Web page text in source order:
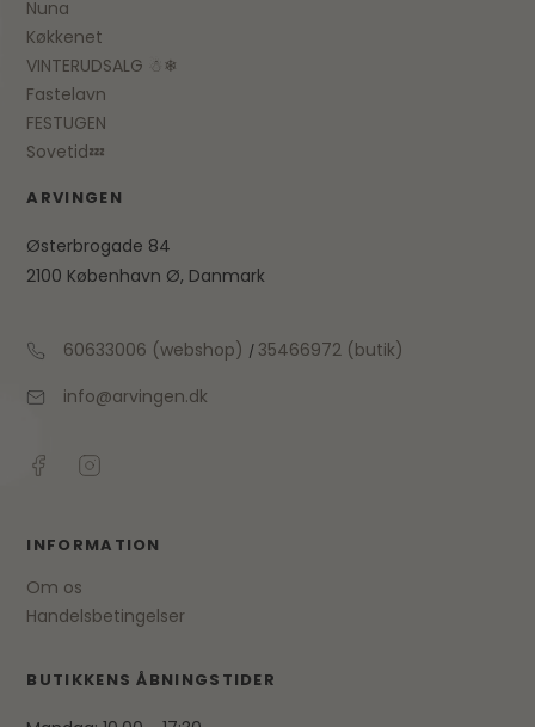
Nuna
Køkkenet
VINTERUDSALG ☃❄
Fastelavn
FESTUGEN
Sovetid💤
ARVINGEN
Østerbrogade 84
2100 København Ø, Danmark
60633006 (webshop) / 35466972 (butik)
info@arvingen.dk
INFORMATION
Om os
Handelsbetingelser
BUTIKKENS ÅBNINGSTIDER